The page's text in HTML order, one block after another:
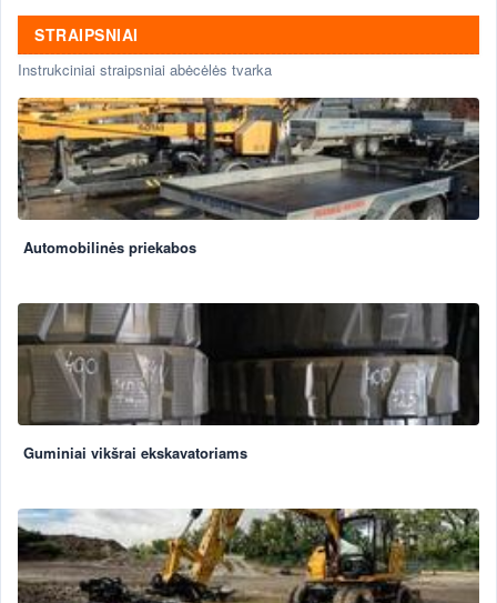
STRAIPSNIAI
Instrukciniai straipsniai abėcėlės tvarka
Automobilinės priekabos
Guminiai vikšrai ekskavatoriams